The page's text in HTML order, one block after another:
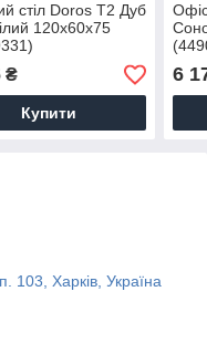
стіл Doros Т2 Дуб
120х60х75
₴
Купити
6
103, Харків, Україна